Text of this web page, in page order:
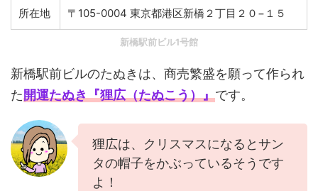
所在地 〒105-0004 東京都港区新橋２丁目２０−１５
新橋駅前ビル1号館
新橋駅前ビルのたぬきは、商売繁盛を願って作られ
た開運たぬき『狸広（たぬこう）』です。
狸広は、クリスマスになるとサン
タの帽子をかぶっているそうです
よ！